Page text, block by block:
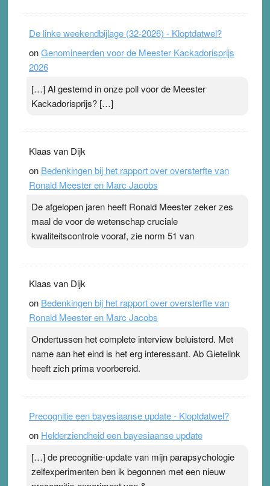
De linke weekendbijlage (32-2026) - Kloptdatwel?
onGenomineerden voor de Meester Kackadorisprijs
2026
[…] Al gestemd in onze poll voor de Meester
Kackadorisprijs? […]
Klaas van Dijk
on Bedenkingen bij het rapport over oversterfte van
Ronald Meester en Marc Jacobs
De afgelopen jaren heeft Ronald Meester zeker zes
maal de voor de wetenschap cruciale
kwaliteitscontrole vooraf, zie norm 51 van
Klaas van Dijk
on Bedenkingen bij het rapport over oversterfte van
Ronald Meester en Marc Jacobs
Ondertussen het complete interview beluisterd. Met
name aan het eind is het erg interessant. Ab Gietelink
heeft zich prima voorbereid.
Precognitie een bayesiaanse update - Kloptdatwel?
on Helderziendheid een bayesiaanse update
[…] de precognitie-update van mijn parapsychologie
zelfexperimenten ben ik begonnen met een nieuw